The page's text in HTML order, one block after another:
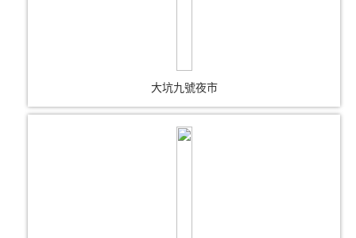
大坑九號夜市